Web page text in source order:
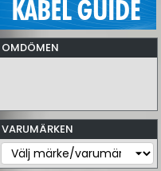
OMDÖMEN
VARUMÄRKEN